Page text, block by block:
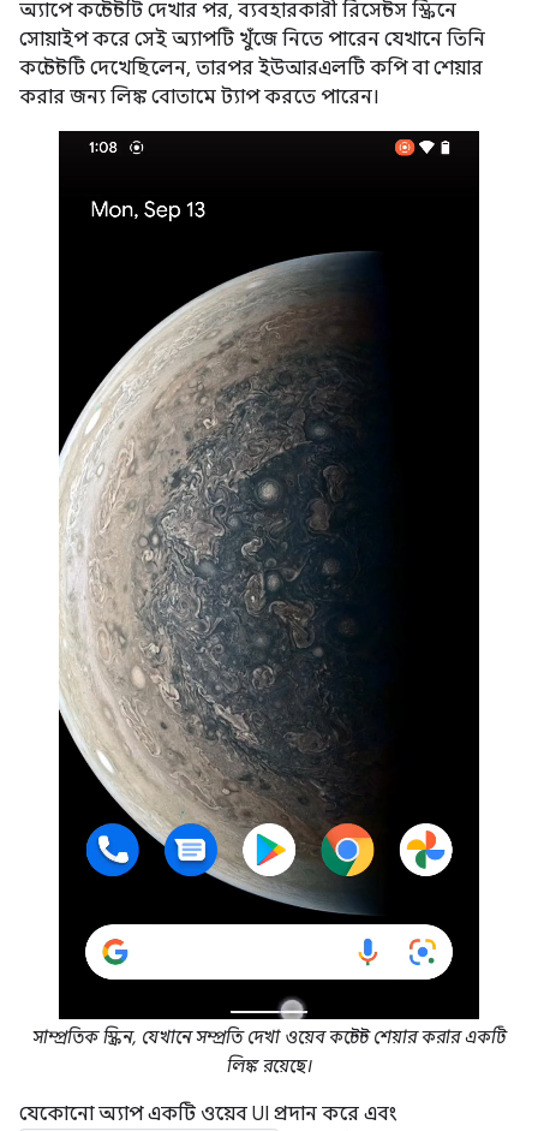
অ্যাপে কন্টেন্টটি দেখার পর, ব্যবহারকারী রিসেন্টস স্ক্রিনে
সোয়াইপ করে সেই অ্যাপটি খুঁজে নিতে পারেন যেখানে তিনি
কন্টেন্টটি দেখেছিলেন, তারপর ইউআরএলটি কপি বা শেয়ার
করার জন্য লিঙ্ক বোতামে ট্যাপ করতে পারেন।
সাম্প্রতিক স্ক্রিন, যেখানে সম্প্রতি দেখা ওয়েব কন্টেন্ট শেয়ার করার একটি
লিঙ্ক রয়েছে।
যেকোনো অ্যাপ একটি ওয়েব UI প্রদান করে এবং